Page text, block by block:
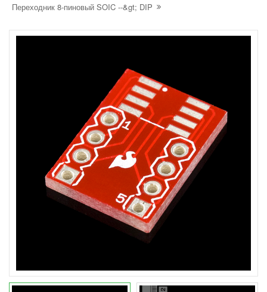
Переходник 8-пиновый SOIC --&gt; DIP